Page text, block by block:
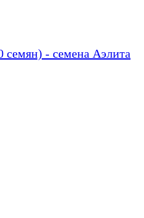
- семена Аэлита